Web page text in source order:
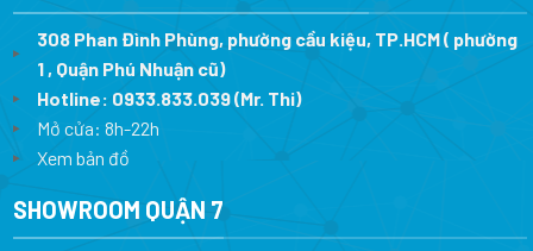
308 Phan Đình Phùng, phường cầu kiệu, TP.HCM ( phường
1 , Quận Phú Nhuận cũ)
Hotline: 0933.833.039(Mr. Thi)
Mở cửa: 8h-22h
Xem bản đồ
SHOWROOM QUẬN 7